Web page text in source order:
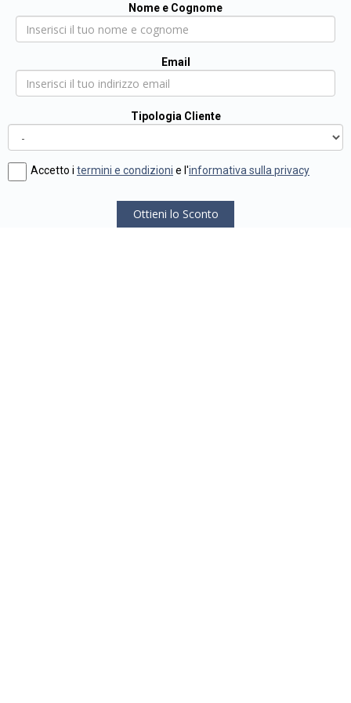
Nome e Cognome
Email
Tipologia Cliente
Accetto i termini e condizioni e l'informativa sulla privacy
Ottieni lo Sconto